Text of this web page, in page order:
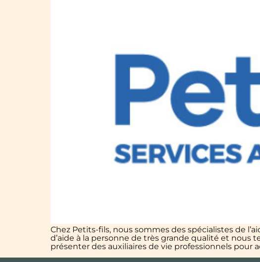
Chez Petits-fils, nous sommes des spécialistes de
d’aide à la personne de très grande qualité et
présenter des auxiliaires de vie professionnels pour